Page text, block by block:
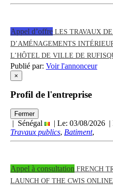
Appel d’offre LES TRAVAUX
D’AMÉNAGEMENTS
L’HÔTEL DE VILLE DE
Publié par: Voir l'annonceur
×
Profil de l'entreprise
Fermer
| Sénégal | Le: 03/08/2026 |
Travaux publics, Batiment,
Appel à consultation FRENCH
LAUNCH OF THE CWIS